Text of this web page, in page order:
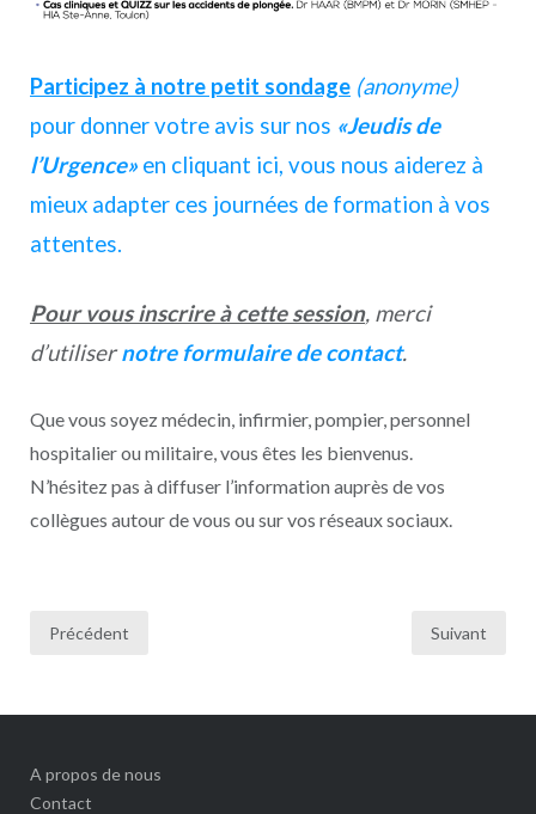
Participez à notre petit sondage (anonyme)
pour donner votre avis sur nos «Jeudis de
l’Urgence»en cliquant ici, vous nous aiderez à
mieux adapter ces journées de formation à vos
attentes.
Pour vous inscrire à cette session, merci
d’utilisernotre formulaire de contact.
Que vous soyez médecin, infirmier, pompier, personnel
hospitalier ou militaire, vous êtes les bienvenus.
N’hésitez pas à diffuser l’information auprès de vos
collègues autour de vous ou sur vos réseaux sociaux.
Pagination
Précédent Suivant
A propos de nous
Contact